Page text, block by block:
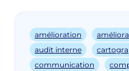
amélioration
audit interne
communication